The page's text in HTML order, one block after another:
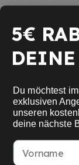
Squash
Pickleball
Schulsport
5€
DEINE
Du möchtest
exklusiven
unseren
deine nächste
Vorname